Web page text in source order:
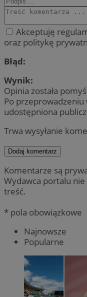
Akceptuję
oraz politykę
Błąd:
Wynik:
Opinia została
Po
udostępniona
Trwa wysyłanie
Dodaj komentarz
Komentarze są
Wydawca portalu
treść.
* pola obowiązkowe
Najnowsze
Popularne